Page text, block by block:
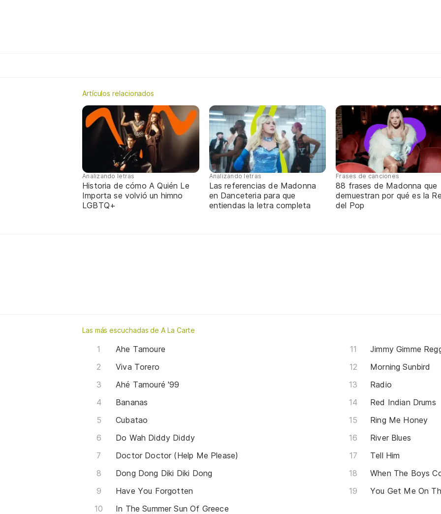
Artículos relacionados
Analizando letras
Historia de cómo A Quién Le
Importa se volvió un himno
LGBTQ+
Analizando letras
Las referencias de Madonna
en Danceteria para que
entiendas la letra completa
Frases de canciones
88 frases de Madonna que
demuestran por qué es la
del Pop
Las más escuchadas de A La Carte
Ahe Tamoure
Viva Torero
Ahé Tamouré '99
Bananas
Cubatao
Do Wah Diddy Diddy
Doctor Doctor (Help Me Please)
Dong Dong Diki Diki Dong
Have You Forgotten
In The Summer Sun Of Greece
Jimmy Gimme
Morning Sunbird
Radio
Red Indian Drums
Ring Me Honey
River Blues
Tell Him
When The Boys
You Get Me On